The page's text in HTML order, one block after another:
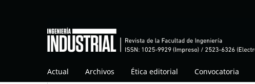
Actual Archivos Ética editorial Convocatoria